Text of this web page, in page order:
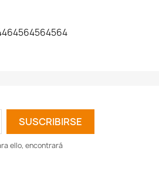
ello, encontrará